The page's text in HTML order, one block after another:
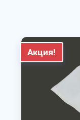
Акция!